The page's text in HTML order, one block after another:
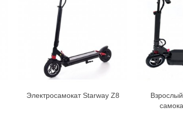
В корзину
Электросамокат Starway Z8